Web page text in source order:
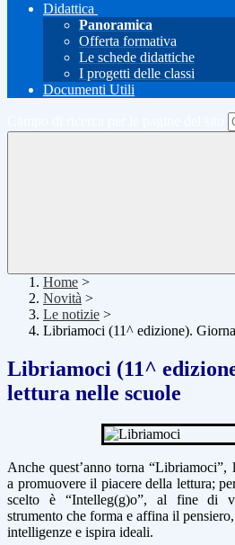
Didattica
Panoramica
Offerta formativa
Le schede didattiche
I progetti delle classi
Documenti Utili
Home >
Novità >
Le notizie >
Libriamoci (11^ edizione).
Libriamoci (11^
lettura nelle scuole
Anche quest’anno torna “Libriamoci”,
a promuovere il piacere della lettura;
scelto è “Intelleg(g)o”, al fine di
strumento che forma e affina il
intelligenze e ispira ideali.